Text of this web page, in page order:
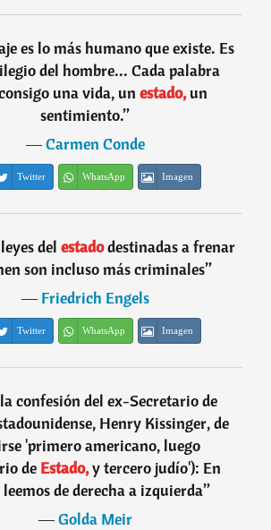
es lo más humano que existe. Es
del hombre... Cada palabra
una vida, un estado,un
sentimiento.”
―Carmen Conde
Twitter WhatsApp Imagen
del estadodestinadas a frenar
son incluso más criminales”
―Friedrich Engels
Twitter WhatsApp Imagen
confesión del ex-Secretario de
Henry Kissinger, de
'primero americano, luego
de Estado,y tercero judío'): En
de derecha a izquierda”
―Golda Meir